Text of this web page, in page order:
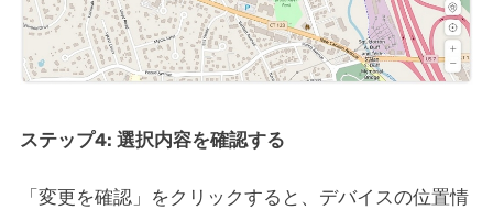
ステップ4: 選択内容を確認する
「変更を確認」をクリックすると、デバイスの位置情